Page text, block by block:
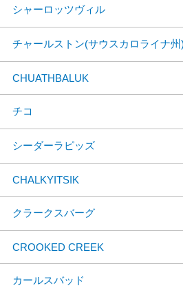
シャーロッツヴィル
チャールストン(サウスカロライナ州)
CHUATHBALUK
チコ
シーダーラピッズ
CHALKYITSIK
クラークスバーグ
CROOKED CREEK
カールスバッド